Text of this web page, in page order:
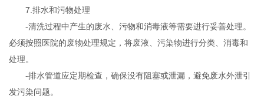
7.排水和污物处理
-清洗过程中产生的废水、污物和消毒液等需要进行妥善处理。
必须按照医院的废物处理规定，将废液、污染物进行分类、消毒和
处理。
-排水管道应定期检查，确保没有阻塞或泄漏，避免废水外泄引
发污染问题。